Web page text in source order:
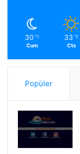
30 ℃
Cum
33 ℃
Cts
Popüler